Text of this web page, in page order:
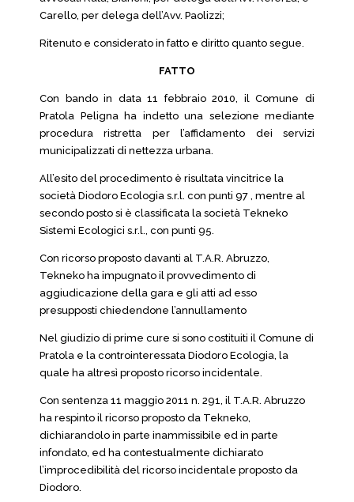
Carello, per delega dell’Avv. Paolizzi;
Ritenuto e considerato in fatto e diritto quanto segue.
FATTO
Con bando in data 11 febbraio 2010, il Comune di
Pratola Peligna ha indetto una selezione mediante
procedura ristretta per l’affidamento dei servizi
municipalizzati di nettezza urbana.
All’esito del procedimento è risultata vincitrice la
società Diodoro Ecologia s.r.l. con punti 97 , mentre al
secondo posto si è classificata la società Tekneko
Sistemi Ecologici s.r.l., con punti 95.
Con ricorso proposto davanti al T.A.R. Abruzzo,
Tekneko ha impugnato il provvedimento di
aggiudicazione della gara e gli atti ad esso
presupposti chiedendone l’annullamento
Nel giudizio di prime cure si sono costituiti il Comune di
Pratola e la controinteressata Diodoro Ecologia, la
quale ha altresì proposto ricorso incidentale.
Con sentenza 11 maggio 2011 n. 291, il T.A.R. Abruzzo
ha respinto il ricorso proposto da Tekneko,
dichiarandolo in parte inammissibile ed in parte
infondato, ed ha contestualmente dichiarato
l’improcedibilità del ricorso incidentale proposto da
Diodoro.